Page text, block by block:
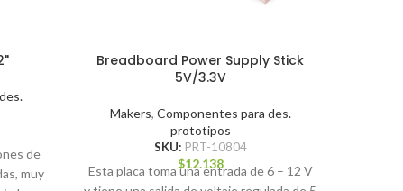
de
muy
Breadboard Power Supply Stick
5V/3.3V
Makers, Componentes para des.
prototipos
SKU: PRT-10804
$12.138
Esta placa toma una entrada de 6 – 12 V